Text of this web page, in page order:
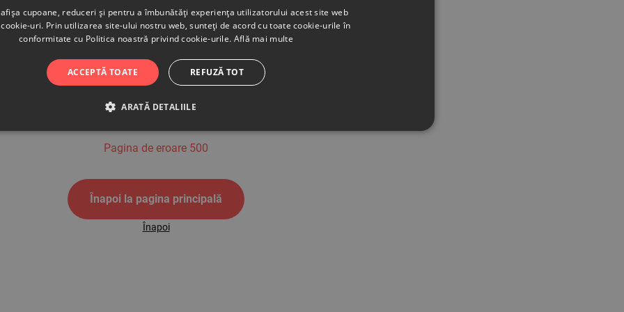
500
Pagina de eroare 500
Înapoi la pagina principală
Înapoi
cupoane, reduceri și pentru a îmbunătăți experiența utilizatorului acest site web
uri. Prin utilizarea site-ului nostru web, sunteți de acord cu toate cookie-urile în
conformitate cu Politica noastră privind cookie-urile. Află mai multe
ACCEPTĂ TOATE REFUZĂ TOT
ARATĂ DETALIILE